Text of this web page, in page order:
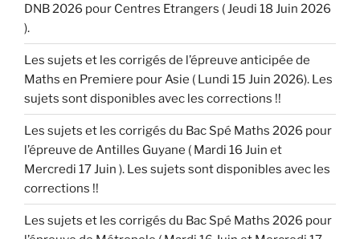
DNB 2026 pour Centres Etrangers ( Jeudi 18 Juin 2026
).
Les sujets et les corrigés de l’épreuve anticipée de
Maths en Premiere pour Asie ( Lundi 15 Juin 2026). Les
sujets sont disponibles avec les corrections !!
Les sujets et les corrigés du Bac Spé Maths 2026 pour
l’épreuve de Antilles Guyane ( Mardi 16 Juin et
Mercredi 17 Juin ). Les sujets sont disponibles avec les
corrections !!
Les sujets et les corrigés du Bac Spé Maths 2026 pour